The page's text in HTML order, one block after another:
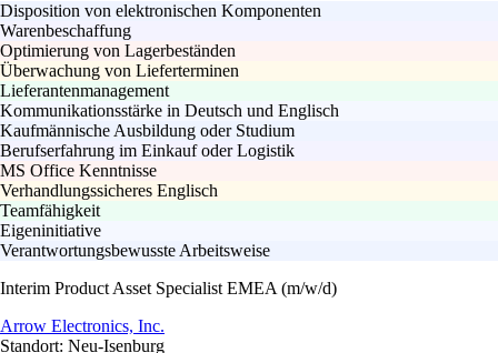
Disposition von elektronischen Komponenten
Warenbeschaffung
Optimierung von Lagerbeständen
Überwachung von Lieferterminen
Lieferantenmanagement
Kommunikationsstärke in Deutsch und Englisch
Kaufmännische Ausbildung oder Studium
Berufserfahrung im Einkauf oder Logistik
MS Office Kenntnisse
Verhandlungssicheres Englisch
Teamfähigkeit
Eigeninitiative
Verantwortungsbewusste Arbeitsweise
Interim Product Asset Specialist EMEA (m/w/d)
Arrow Electronics, Inc.
Standort: Neu-Isenburg